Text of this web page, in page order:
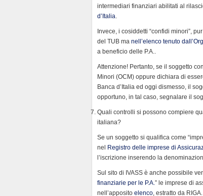
intermediari finanziari abilitati al
d’Italia
Invece, i cosiddetti “confidi minori”,
del TUB ma nell’elenco tenuto
a beneficio delle P.A..
Attenzione! Pertanto, se il soggetto
Minori (OCM) oppure dichiara di
Banca d’Italia ed oggi dismesso, il
opportuno, in tal caso, segnalare il
Quali controlli si possono compiere
italiana?
Se un soggetto si qualifica come
nel Registro delle imprese di
l’iscrizione inserendo la
Sul sito di IVASS è anche possibile
finanziarie per le P.A. ” le imprese di
nell’apposito elenco , estratto da